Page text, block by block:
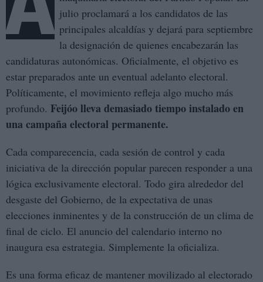
julio proclamará a los candidatos de las
principales alcaldías y dejará para septiembre
la designación de quienes encabezarán las
candidaturas autonómicas. Oficialmente, el objetivo es
estar preparados ante un eventual adelanto electoral.
Políticamente, el movimiento refleja algo mucho más
profundo. Feijóo lleva demasiado tiempo instalado en
una campaña electoral permanente.
Cada comparecencia, cada sesión de control y cada
iniciativa de la dirección popular parecen responder a una
lógica exclusivamente electoral. Todo gira alrededor del
desgaste del Gobierno, de la expectativa de unas
elecciones inminentes y de la construcción de un clima de
final de ciclo. El anuncio del calendario interno no
inaugura esa estrategia. Simplemente la oficializa.
Es una forma eficaz de mantener movilizado al electorado